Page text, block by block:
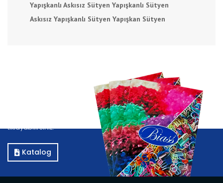
Yapışkanlı Askısız Sütyen Yapışkanlı Sütyen
Askısız Yapışkanlı Sütyen Yapışkan Sütyen
Kataloğumuzu görüntülemek için E-Katalog butonuna
tıklayabilirsiniz.
Katalog